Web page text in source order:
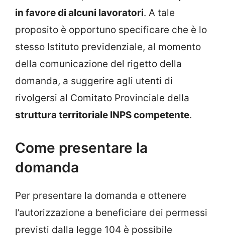
in favore di alcuni lavoratori. A tale
proposito è opportuno specificare che è lo
stesso Istituto previdenziale, al momento
della comunicazione del rigetto della
domanda, a suggerire agli utenti di
rivolgersi al Comitato Provinciale della
struttura territoriale INPS competente.
Come presentare la
domanda
Per presentare la domanda e ottenere
l’autorizzazione a beneficiare dei permessi
previsti dalla legge 104 è possibile